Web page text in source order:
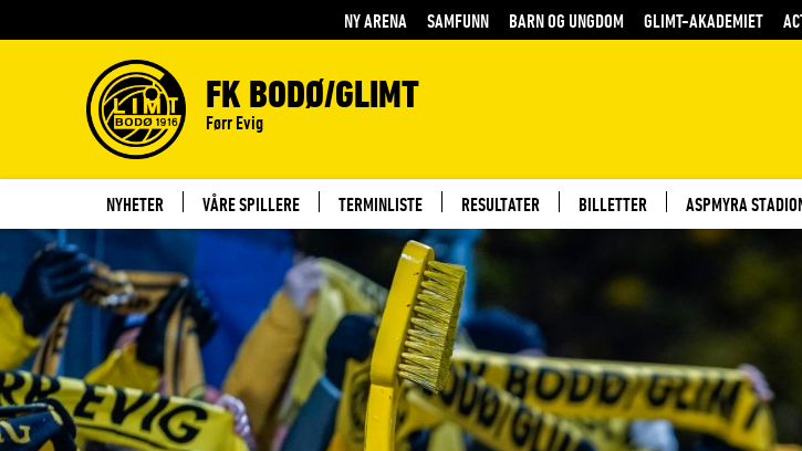
NY ARENA SAMFUNN BARN OG UNGDOM GLIMT-AKADEMIET
FK BODØ/GLIMT
Førr Evig
NYHETER VÅRE SPILLERE TERMINLISTE RESULTATER BILLETTER ASPMYRA